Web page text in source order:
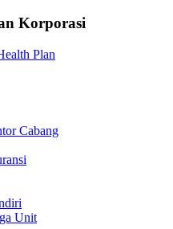
Korporasi
Plan
Cabang
Unit